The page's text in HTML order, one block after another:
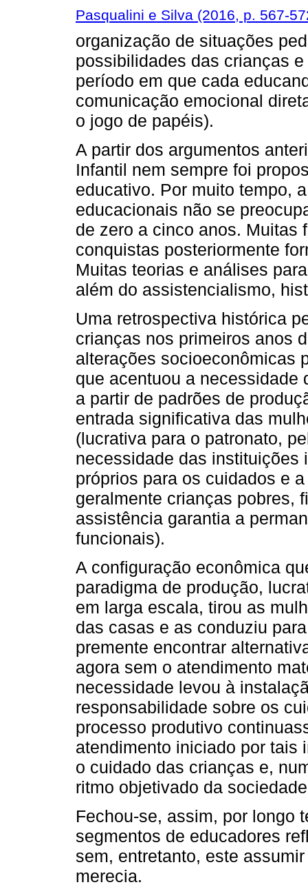
Pasqualini e Silva (2016, p. 567-
organização de situações
possibilidades das crianças
período em que cada
comunicação emocional
o jogo de papéis).
A partir dos argumentos
Infantil nem sempre foi
educativo. Por muito tempo,
educacionais não se
de zero a cinco anos. Muitas
conquistas posteriormente
Muitas teorias e análises
além do assistencialismo,
Uma retrospectiva histórica
crianças nos primeiros anos
alterações socioeconômicas
que acentuou a necessidade
a partir de padrões de
entrada significativa das
(lucrativa para o patronato,
necessidade das instituições
próprios para os cuidados e
geralmente crianças pobres,
assistência garantia a
funcionais).
A configuração econômica
paradigma de produção,
em larga escala, tirou as
das casas e as conduziu
premente encontrar
agora sem o atendimento
necessidade levou à
responsabilidade sobre os
processo produtivo
atendimento iniciado por tais
o cuidado das crianças e,
ritmo objetivado da
Fechou-se, assim, por longo
segmentos de educadores
sem, entretanto, este
merecia.